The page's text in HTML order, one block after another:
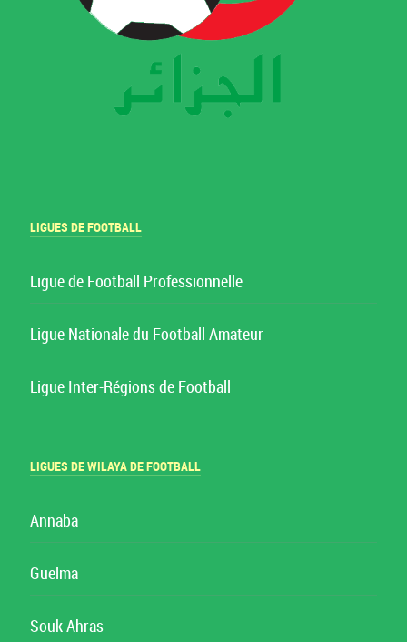
LIGUES DE FOOTBALL
Ligue de Football Professionnelle
Ligue Nationale du Football Amateur
Ligue Inter-Régions de Football
LIGUES DE WILAYA DE FOOTBALL
Annaba
Guelma
Souk Ahras